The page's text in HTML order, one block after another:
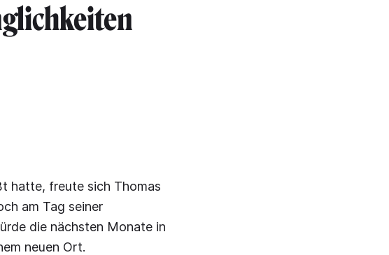
hatte, freute sich Thomas
am Tag seiner
die nächsten Monate in
neuen Ort.